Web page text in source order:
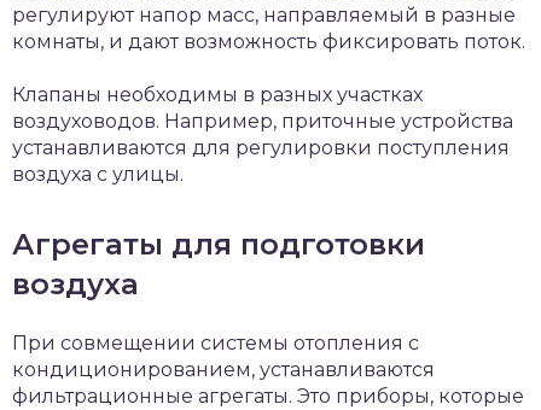
регулируют напор масс, направляемый в разные
комнаты, и дают возможность фиксировать поток.
Клапаны необходимы в разных участках
воздуховодов. Например, приточные устройства
устанавливаются для регулировки поступления
воздуха с улицы.
Агрегаты для подготовки
воздуха
При совмещении системы отопления с
кондиционированием, устанавливаются
фильтрационные агрегаты. Это приборы, которые